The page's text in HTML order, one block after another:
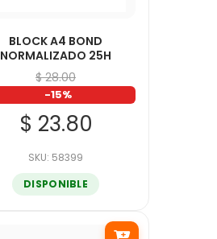
BLOCK A4 BOND
NORMALIZADO 25H
$ 28.00
-15%
$ 23.80
SKU: 58399
DISPONIBLE